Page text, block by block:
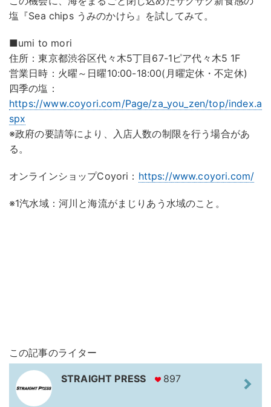
塩『Sea chips うみのかけら』を試してみて。
■umi to mori
住所：東京都渋谷区代々木5丁目67-1ピア代々木5 1F
営業日時：火曜～日曜10:00-18:00(月曜定休・不定休)
四季の塩：
https://www.coyori.com/Page/za_you_zen/top/index.a
spx
※政府の要請等により、入店人数の制限を行う場合があ
る。
オンラインショップCoyori： https://www.coyori.com/
※1汽水域：河川と海流がまじりあう水域のこと。
この記事のライター
STRAIGHT PRESS 897